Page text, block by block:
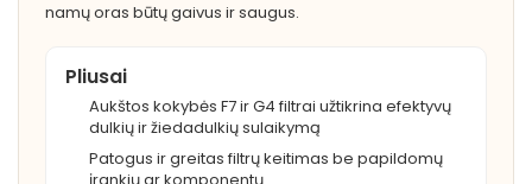
namų oras būtų gaivus ir saugus.
Pliusai
Aukštos kokybės F7 ir G4 filtrai užtikrina efektyvų
dulkių ir žiedadulkių sulaikymą
Patogus ir greitas filtrų keitimas be papildomų